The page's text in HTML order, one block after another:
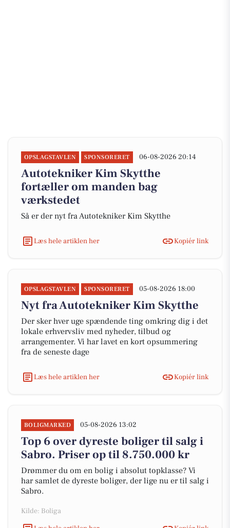
OPSLAGSTAVLEN SPONSORERET 06-08-2026 20:14
Autotekniker Kim Skytthe
fortæller om manden bag
værkstedet
Så er der nyt fra Autotekniker Kim Skytthe
Læs hele artiklen her Kopiér link
OPSLAGSTAVLEN SPONSORERET 05-08-2026 18:00
Nyt fra Autotekniker Kim Skytthe
Der sker hver uge spændende ting omkring dig i det
lokale erhvervsliv med nyheder, tilbud og
arrangementer. Vi har lavet en kort opsummering
fra de seneste dage
Læs hele artiklen her Kopiér link
BOLIGMARKED 05-08-2026 13:02
Top 6 over dyreste boliger til salg i
Sabro. Priser op til 8.750.000 kr
Drømmer du om en bolig i absolut topklasse? Vi
har samlet de dyreste boliger, der lige nu er til salg i
Sabro.
Kilde: Boliga